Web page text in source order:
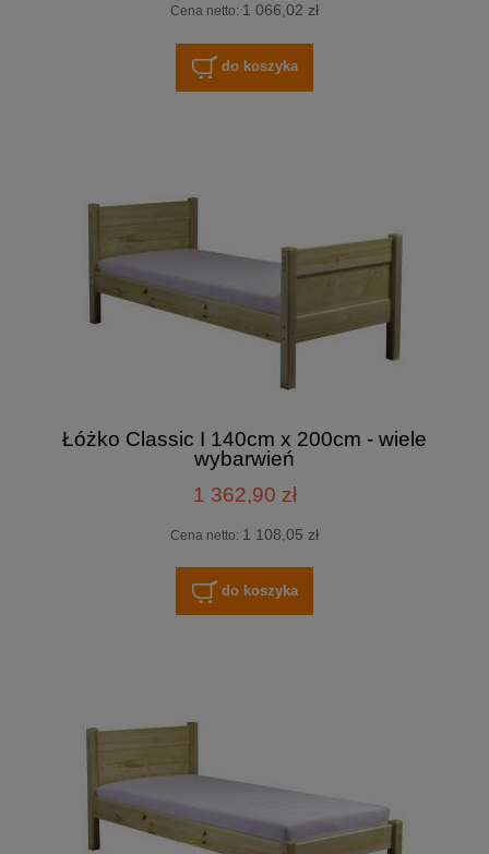
Cena netto: 1 066,02 zł
do koszyka
Łóżko Classic I 140cm x 200cm - wiele
wybarwień
1 362,90 zł
Cena netto: 1 108,05 zł
do koszyka